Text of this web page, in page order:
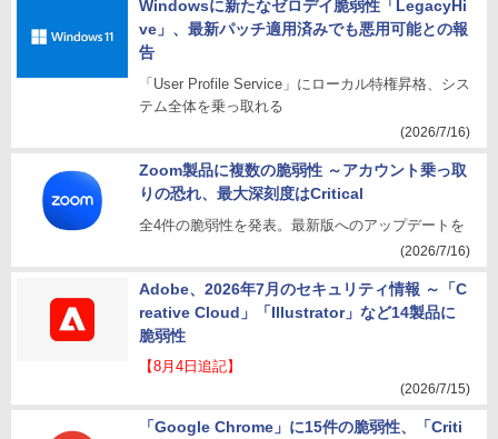
Windowsに新たなゼロデイ脆弱性「LegacyHi
ve」、最新パッチ適用済みでも悪用可能との報
告
「User Profile Service」にローカル特権昇格、シス
テム全体を乗っ取れる
(2026/7/16)
Zoom製品に複数の脆弱性 ～アカウント乗っ取
りの恐れ、最大深刻度はCritical
全4件の脆弱性を発表。最新版へのアップデートを
(2026/7/16)
Adobe、2026年7月のセキュリティ情報 ～「C
reative Cloud」「Illustrator」など14製品に
脆弱性
【8月4日追記】
(2026/7/15)
「Google Chrome」に15件の脆弱性、「Criti